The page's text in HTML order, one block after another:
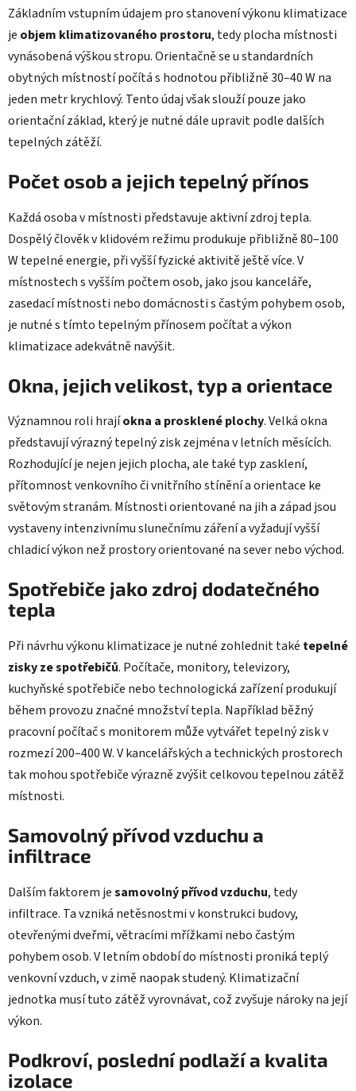
Základním vstupním údajem pro stanovení výkonu klimatizace
je objem klimatizovaného prostoru, tedy plocha místnosti
vynásobená výškou stropu. Orientačně se u standardních
obytných místností počítá s hodnotou přibližně 30–40 W na
jeden metr krychlový. Tento údaj však slouží pouze jako
orientační základ, který je nutné dále upravit podle dalších
tepelných zátěží.
Počet osob a jejich tepelný přínos
Každá osoba v místnosti představuje aktivní zdroj tepla.
Dospělý člověk v klidovém režimu produkuje přibližně 80–100
W tepelné energie, při vyšší fyzické aktivitě ještě více. V
místnostech s vyšším počtem osob, jako jsou kanceláře,
zasedací místnosti nebo domácnosti s častým pohybem osob,
je nutné s tímto tepelným přínosem počítat a výkon
klimatizace adekvátně navýšit.
Okna, jejich velikost, typ a orientace
Významnou roli hrajíokna a prosklené plochy. Velká okna
představují výrazný tepelný zisk zejména v letních měsících.
Rozhodující je nejen jejich plocha, ale také typ zasklení,
přítomnost venkovního či vnitřního stínění a orientace ke
světovým stranám. Místnosti orientované na jih a západ jsou
vystaveny intenzivnímu slunečnímu záření a vyžadují vyšší
chladicí výkon než prostory orientované na sever nebo východ.
Spotřebiče jako zdroj dodatečného
tepla
Při návrhu výkonu klimatizace je nutné zohlednit také tepelné
zisky ze spotřebičů. Počítače, monitory, televizory,
kuchyňské spotřebiče nebo technologická zařízení produkují
během provozu značné množství tepla. Například běžný
pracovní počítač s monitorem může vytvářet tepelný zisk v
rozmezí 200–400 W. V kancelářských a technických prostorech
tak mohou spotřebiče výrazně zvýšit celkovou tepelnou zátěž
místnosti.
Samovolný přívod vzduchu a
infiltrace
Dalším faktorem jesamovolný přívod vzduchu, tedy
infiltrace. Ta vzniká netěsnostmi v konstrukci budovy,
otevřenými dveřmi, větracími mřížkami nebo častým
pohybem osob. V letním období do místnosti proniká teplý
venkovní vzduch, v zimě naopak studený. Klimatizační
jednotka musí tuto zátěž vyrovnávat, což zvyšuje nároky na její
výkon.
Podkroví, poslední podlaží a kvalita
izolace